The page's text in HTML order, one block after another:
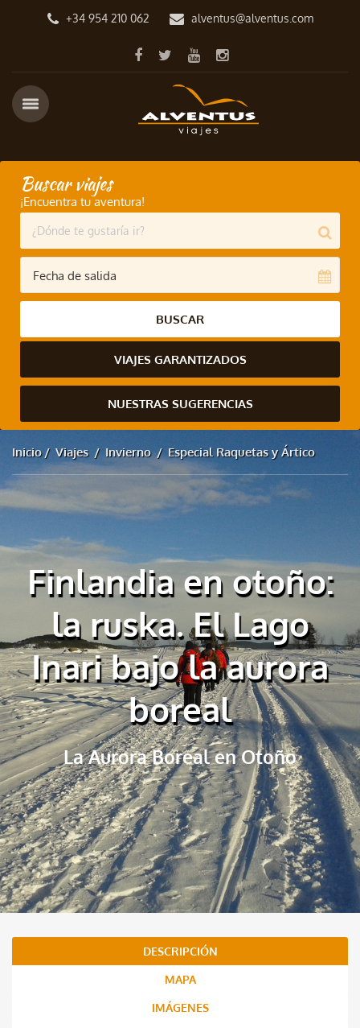
+34 954 210 062 alventus@alventus.com
Buscar viajes
¡Encuentra tu aventura!
BUSCAR
VIAJES GARANTIZADOS
NUESTRAS SUGERENCIAS
Inicio Viajes Invierno Especial Raquetas y Ártico
Finlandia en otoño:
la ruska. El Lago
Inari bajo la aurora
boreal
La Aurora Boreal en Otoño
DESCRIPCIÓN
MAPA
IMÁGENES